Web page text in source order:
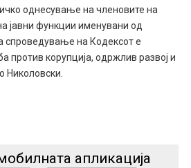
однесување на членовите на
јавни функции именувани од
спроведување на Кодексот е
против корупција, одржлив развој и
Николовски.
апликација